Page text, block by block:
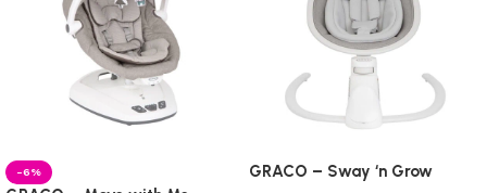
-6% GRACO – Sway ‘n Grow